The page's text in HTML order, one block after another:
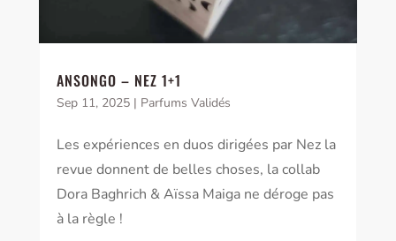
ANSONGO – NEZ 1+1
Sep 11, 2025| Parfums Validés
Les expériences en duos dirigées par Nez la
revue donnent de belles choses, la collab
Dora Baghrich & Aïssa Maiga ne déroge pas
à la règle !